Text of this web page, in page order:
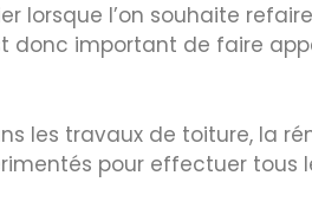
lorsque l’on souhaite
donc important de faire
les travaux de toiture, la
pour effectuer tous